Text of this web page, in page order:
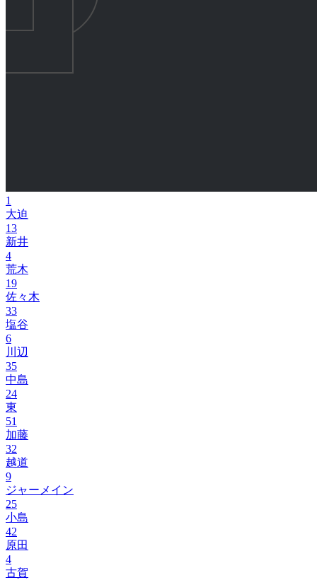
1
大迫
13
新井
4
荒木
19
佐々木
33
塩谷
6
川辺
35
中島
24
東
51
加藤
32
越道
9
ジャーメイン
25
小島
42
原田
4
古賀